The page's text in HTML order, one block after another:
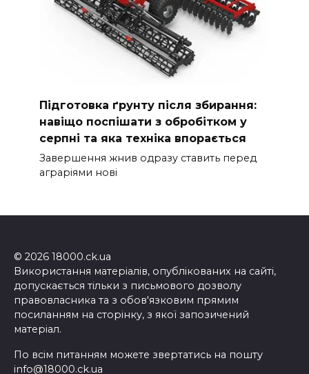
Підготовка ґрунту після збирання:
навіщо поспішати з обробітком у
серпні та яка техніка впорається
Завершення жнив одразу ставить перед
аграріями нові
© 2026 18000.ck.ua
Використання матеріалів, опублікованих на сайті,
допускається тільки з письмового дозволу
правовласника та з обов'язковим прямим
посиланням на сторінку, з якої запозичений
матеріал.
По всім питанням можете звертатись на пошту
info@18000.ck.ua